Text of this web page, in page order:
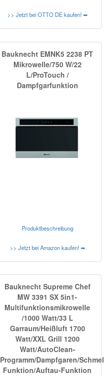
>> Jetzt bei OTTO DE kaufen! ➥
Bauknecht EMNK5 2238 PT
Mikrowelle/750 W/22
L/ProTouch /
Dampfgarfunktion
Produktbeschreibung
>> Jetzt bei Amazon kaufen! ➥
Bauknecht Supreme Chef
MW 3391 SX 5in1-
Multifunktionsmikrowelle
/1000 Watt/33 L
Garraum/Heißluft 1700
Watt/XXL Grill 1200
Watt/AutoClean-
Programm/Dampfgaren/
Funktion/Auftau-Funktion